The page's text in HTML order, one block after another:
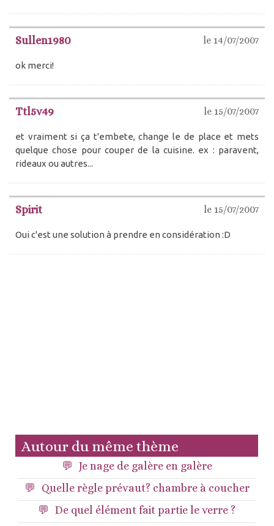
Sullen1980 le 14/07/2007
ok merci!
Ttl5v49 le 15/07/2007
et vraiment si ça t'embete, change le de place et mets
quelque chose pour couper de la cuisine. ex : paravent,
rideaux ou autres...
Spirit le 15/07/2007
Oui c'est une solution à prendre en considération :D
Autour du même thème
Je nage de galère en galère
Quelle règle prévaut? chambre à coucher
De quel élément fait partie le verre ?